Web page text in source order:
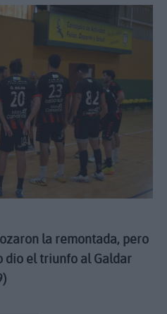
la remontada, pero
dio el triunfo al Galdar